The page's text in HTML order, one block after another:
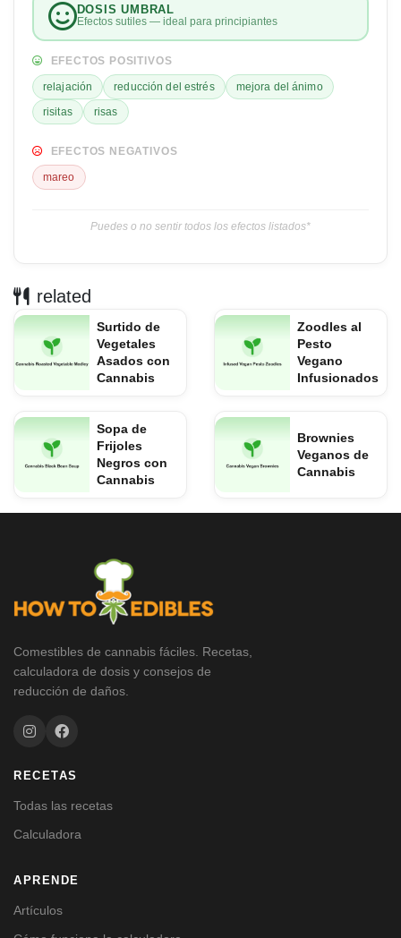
DOSIS UMBRAL
Efectos sutiles — ideal para principiantes
EFECTOS POSITIVOS
relajación reducción del estrés
mejora del ánimo
risitas
risas
EFECTOS NEGATIVOS
mareo
Puedes o no sentir todos los efectos listados*
related
Surtido de
Vegetales
Asados con
Cannabis
Zoodles al
Pesto
Vegano
Infusionados
Sopa de
Frijoles
Negros con
Cannabis
Brownies
Veganos de
Cannabis
Comestibles de cannabis fáciles. Recetas,
calculadora de dosis y consejos de
reducción de daños.
RECETAS
Todas las recetas
Calculadora
APRENDE
Artículos